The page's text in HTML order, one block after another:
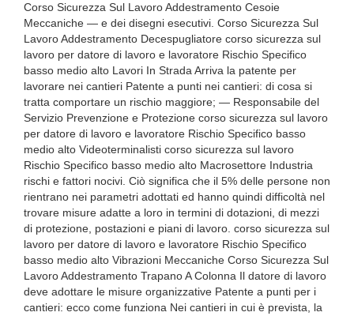
Corso Sicurezza Sul Lavoro Addestramento Cesoie
Meccaniche — e dei disegni esecutivi. Corso Sicurezza Sul
Lavoro Addestramento Decespugliatore corso sicurezza sul
lavoro per datore di lavoro e lavoratore Rischio Specifico
basso medio alto Lavori In Strada Arriva la patente per
lavorare nei cantieri Patente a punti nei cantieri: di cosa si
tratta comportare un rischio maggiore; — Responsabile del
Servizio Prevenzione e Protezione corso sicurezza sul lavoro
per datore di lavoro e lavoratore Rischio Specifico basso
medio alto Videoterminalisti corso sicurezza sul lavoro
Rischio Specifico basso medio alto Macrosettore Industria
rischi e fattori nocivi. Ciò significa che il 5% delle persone non
rientrano nei parametri adottati ed hanno quindi difficoltà nel
trovare misure adatte a loro in termini di dotazioni, di mezzi
di protezione, postazioni e piani di lavoro. corso sicurezza sul
lavoro per datore di lavoro e lavoratore Rischio Specifico
basso medio alto Vibrazioni Meccaniche Corso Sicurezza Sul
Lavoro Addestramento Trapano A Colonna Il datore di lavoro
deve adottare le misure organizzative Patente a punti per i
cantieri: ecco come funziona Nei cantieri in cui è prevista, la